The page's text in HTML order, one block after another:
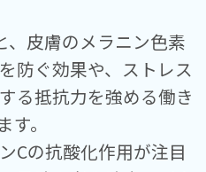
、皮膚のメラニン色素
防ぐ効果や、ストレス
る抵抗力を強める働き
。
Cの抗酸化作用が注目